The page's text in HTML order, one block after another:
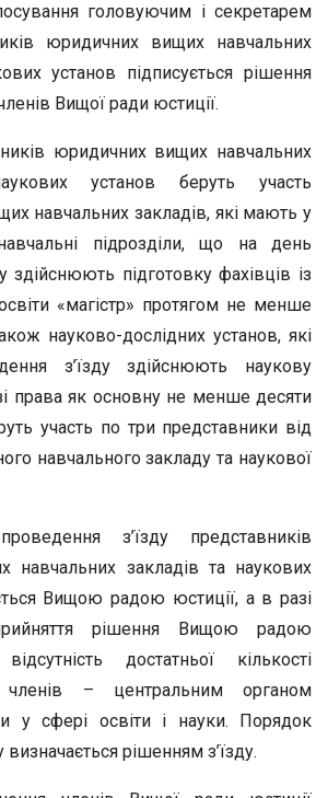
головуючим і секретарем
юридичних вищих навчальних
установ підписується рішення
Вищої ради юстиції.
юридичних вищих навчальних
установ беруть участь
навчальних закладів, які мають у
підрозділи, що на день
здійснюють підготовку фахівців із
«магістр» протягом не менше
науково-дослідних установ, які
з’їзду здійснюють наукову
права як основну не менше десяти
участь по три представники від
навчального закладу та наукової
з’їзду представників
навчальних закладів та наукових
Вищою радою юстиції, а в разі
рішення Вищою радою
достатньої кількості
членів – центральним органом
у сфері освіти і науки. Порядок
визначається рішенням з’їзду.